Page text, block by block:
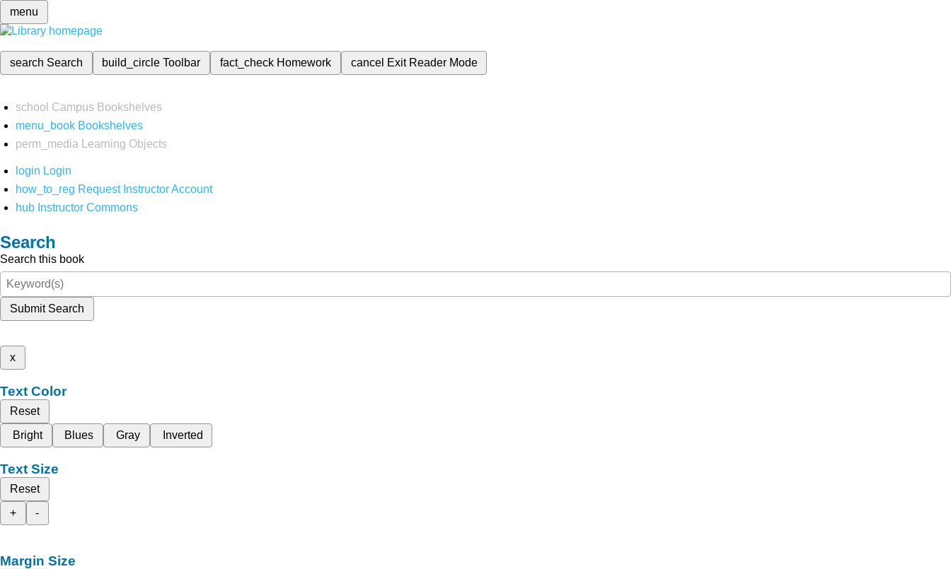
menu
search Search build_circleToolbar fact_check Homework cancel Exit Reader Mode
school Campus Bookshelves
menu_book Bookshelves
perm_media
Learning Objects
login Login
how_to_reg Request Instructor Account
hub Instructor Commons
Search
Search this book
Submit Search
x
Text Color
Reset
Bright
Blues Gray Inverted
Text Size
Reset
+
-
Margin Size